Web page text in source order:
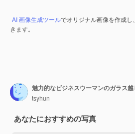
AI 画像生成ツールでオリジナル画像を作成し、
きます。
tsyhun
あなたにおすすめの写真